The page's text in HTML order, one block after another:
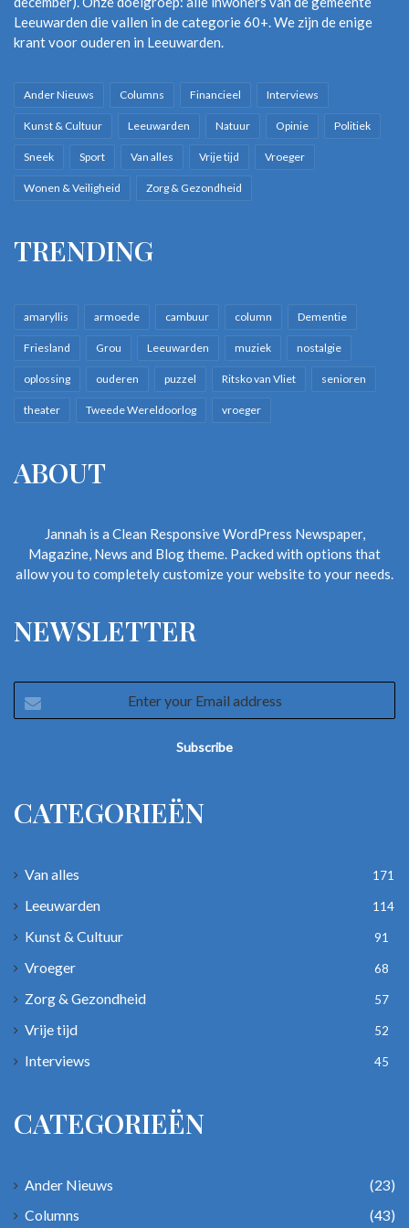
Leeuwarden die vallen in de categorie 60+. We zijn de enige
krant voor ouderen in Leeuwarden.
Ander Nieuws Columns Financieel Interviews
Kunst & Cultuur Leeuwarden Natuur Opinie Politiek
Sneek Sport Van alles Vrije tijd Vroeger
Wonen & Veiligheid Zorg & Gezondheid
TRENDING
amaryllis armoede cambuur column Dementie
Friesland Grou Leeuwarden muziek nostalgie
oplossing ouderen puzzel Ritsko van Vliet senioren
theater Tweede Wereldoorlog vroeger
ABOUT
Jannah is a Clean Responsive WordPress Newspaper,
Magazine, News and Blog theme. Packed with options that
allow you to completely customize your website to your needs.
NEWSLETTER
your
CATEGORIEËN
Van alles 171
Leeuwarden 114
Kunst & Cultuur 91
Vroeger 68
Zorg & Gezondheid 57
Vrije tijd 52
Interviews 45
CATEGORIEËN
Ander Nieuws
(23)
Columns
(43)